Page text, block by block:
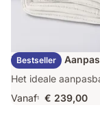
Bestseller
Emma Duo
Het ideale
Vanaf1 € 239,00